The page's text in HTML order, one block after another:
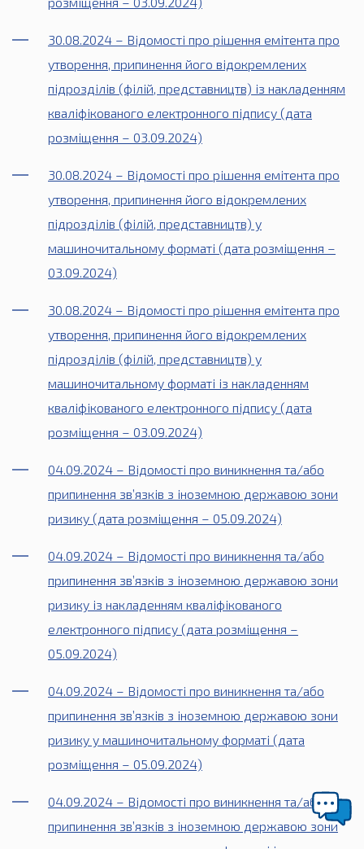
30.08.2024 – Відомості про рішення емітента про
утворення, припинення його відокремлених
підрозділів (філій, представництв) із накладенням
кваліфікованого електронного підпису (дата
розміщення – 03.09.2024)
30.08.2024 – Відомості про рішення емітента про
утворення, припинення його відокремлених
підрозділів (філій, представництв) у
машиночитальному форматі (дата розміщення –
03.09.2024)
30.08.2024 – Відомості про рішення емітента про
утворення, припинення його відокремлених
підрозділів (філій, представництв) у
машиночитальному форматі із накладенням
кваліфікованого електронного підпису (дата
розміщення – 03.09.2024)
04.09.2024 – Відомості про виникнення та/або
припинення зв’язків з іноземною державою зони
ризику (дата розміщення – 05.09.2024)
04.09.2024 – Відомості про виникнення та/або
припинення зв’язків з іноземною державою зони
ризику із накладенням кваліфікованого
електронного підпису (дата розміщення –
05.09.2024)
04.09.2024 – Відомості про виникнення та/або
припинення зв’язків з іноземною державою зони
ризику у машиночитальному форматі (дата
розміщення – 05.09.2024)
04.09.2024 – Відомості про виникнення та/або
припинення зв’язків з іноземною державою зони